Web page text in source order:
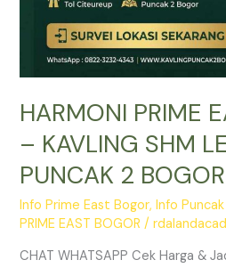
HARMONI PRIME
– KAVLING SHM
PUNCAK 2
Info Prime East Bogor,Info
PRIME EAST BOGOR /
CHAT WHATSAPP Cek Harga &